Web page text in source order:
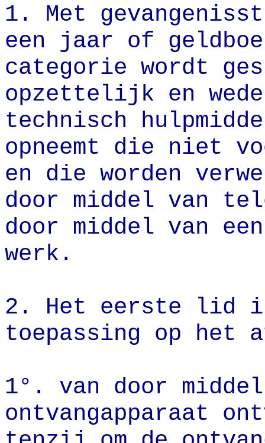
1. Met
een jaar of
categorie wordt
opzettelijk en
technisch
opneemt die niet
en die worden
door middel van
door middel van
werk.
2. Het eerste lid
toepassing op het
1°. van door
ontvangapparaat